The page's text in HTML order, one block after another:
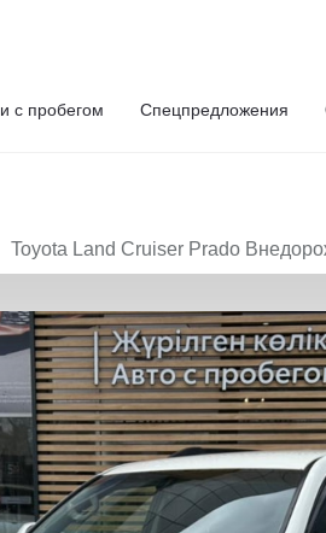
с пробегом Спецпредложения
Toyota Land Cruiser Prado